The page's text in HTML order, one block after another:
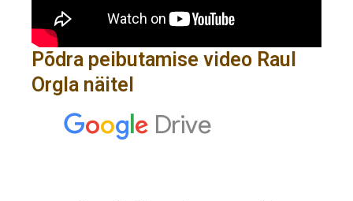
Põdra peibutamise video Raul
Orgla näitel